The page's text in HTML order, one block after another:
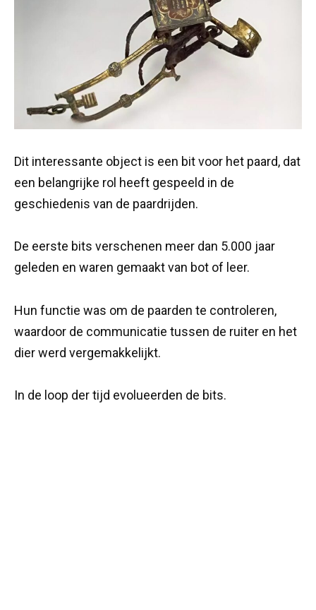
Dit interessante object is een bit voor het paard, dat
een belangrijke rol heeft gespeeld in de
geschiedenis van de paardrijden.
De eerste bits verschenen meer dan 5.000 jaar
geleden en waren gemaakt van bot of leer.
Hun functie was om de paarden te controleren,
waardoor de communicatie tussen de ruiter en het
dier werd vergemakkelijkt.
In de loop der tijd evolueerden de bits.